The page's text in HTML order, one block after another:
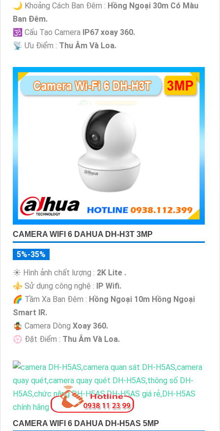
🌙 Khoảng Cách Ban Đêm : Hồng Ngoại 30m Có Màu
Ban Ðêm.
🕉️ Cấu Tạo Camera IP67 xoay 360.
️📡 Ưu Điểm : Thu Âm Và Loa.
CAMERA WIFI 6 DAHUA DH-H3T 3MP
5%-35%
☀️ Hình ảnh chất lượng : 2K Lite .
⚜️ Sử dụng công nghệ : IP Wifi.
🌈 Tầm Xa Ban Đêm : Hồng Ngoại 10m Hồng Ngoại
Smart IR.
🤹 Camera Dòng Xoay 360.
️💮 Đặt Điểm : Thu Âm Và Loa.
CAMERA WIFI 6 DAHUA DH-H5AS 5MP